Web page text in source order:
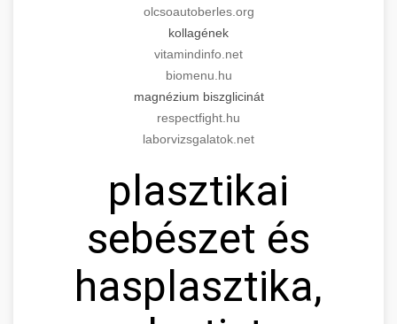
olcsoautoberles.org
kollagének
vitamindinfo.net
biomenu.hu
magnézium biszglicinát
respectfight.hu
laborvizsgalatok.net
plasztikai
sebészet és
hasplasztika,